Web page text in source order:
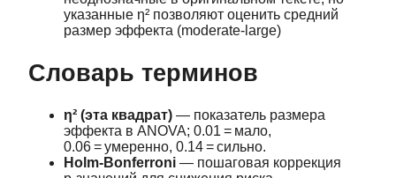
указанные η² позволяют оценить средний
размер эффекта (moderate‑large)
Словарь терминов
η² (эта квадрат) — показатель размера
эффекта в ANOVA; 0.01 = мало,
0.06 = умеренно, 0.14 = сильно.
Holm‑Bonferroni — пошаговая коррекция